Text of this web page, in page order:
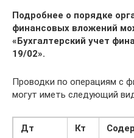
Подробнее о порядке
финансовых вложений
«Бухгалтерский учет
19/02».
Проводки по операциям с
могут иметь следующий
Дт Кт